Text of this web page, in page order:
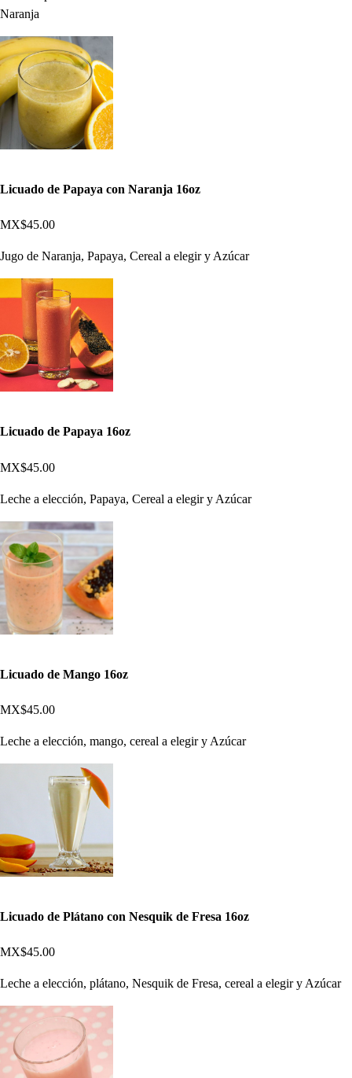
Naranja
Licuado de Papaya con Naranja 16oz
MX$45.00
Jugo de Naranja, Papaya, Cereal a elegir y Azúcar
Licuado de Papaya 16oz
MX$45.00
Leche a elección, Papaya, Cereal a elegir y Azúcar
Licuado de Mango 16oz
MX$45.00
Leche a elección, mango, cereal a elegir y Azúcar
Licuado de Plátano con Nesquik de Fresa 16oz
MX$45.00
Leche a elección, plátano, Nesquik de Fresa, cereal a elegir y Azúcar